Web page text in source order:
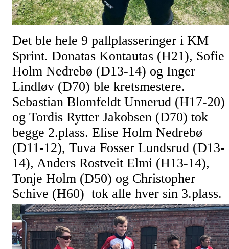
Det ble hele 9 pallplasseringer i KM
Sprint. Donatas Kontautas (H21), Sofie
Holm Nedrebø (D13-14) og Inger
Lindløv (D70) ble kretsmestere.
Sebastian Blomfeldt Unnerud (H17-20)
og Tordis Rytter Jakobsen (D70) tok
begge 2.plass. Elise Holm Nedrebø
(D11-12), Tuva Fosser Lundsrud (D13-
14), Anders Rostveit Elmi (H13-14),
Tonje Holm (D50) og Christopher
Schive (H60) tok alle hver sin 3.plass.